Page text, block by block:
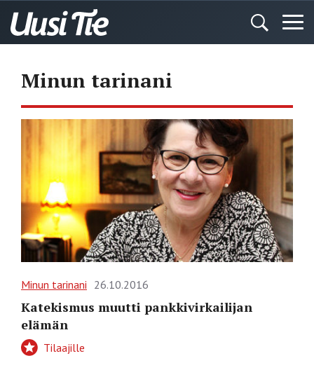
Minun tarinani
Minun tarinani 26.10.2016
Katekismus muutti pankkivirkailijan
elämän
Tilaajille